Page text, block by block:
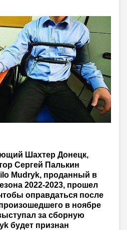
Шахтер Донецк,
Сергей Палькин
Mudryk, проданный в
2022-2023, прошел
оправдаться после
в ноябре
за сборную
будет признан